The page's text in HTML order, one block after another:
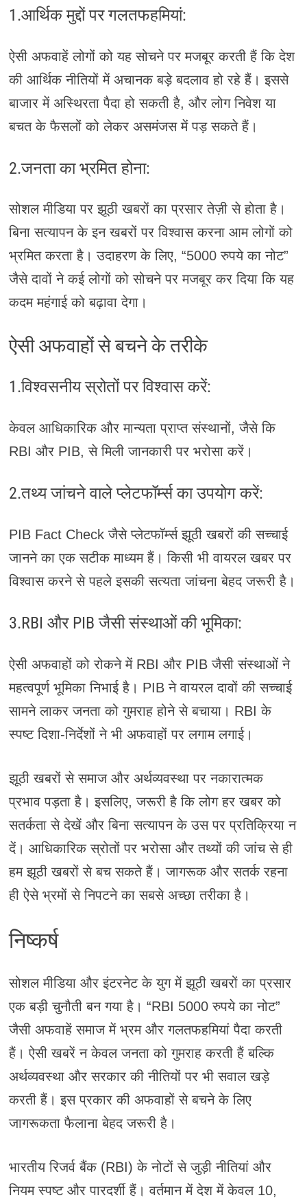
1.आर्थिक मुद्दों पर गलतफहमियां:
ऐसी अफवाहें लोगों को यह सोचने पर मजबूर करती हैं कि देश
की आर्थिक नीतियों में अचानक बड़े बदलाव हो रहे हैं। इससे
बाजार में अस्थिरता पैदा हो सकती है, और लोग निवेश या
बचत के फैसलों को लेकर असमंजस में पड़ सकते हैं।
2.जनता का भ्रमित होना:
सोशल मीडिया पर झूठी खबरों का प्रसार तेज़ी से होता है।
बिना सत्यापन के इन खबरों पर विश्वास करना आम लोगों को
भ्रमित करता है। उदाहरण के लिए, “5000 रुपये का नोट”
जैसे दावों ने कई लोगों को सोचने पर मजबूर कर दिया कि यह
कदम महंगाई को बढ़ावा देगा।
ऐसी अफवाहों से बचने के तरीके
1.विश्वसनीय स्रोतों पर विश्वास करें:
केवल आधिकारिक और मान्यता प्राप्त संस्थानों, जैसे कि
RBI और PIB, से मिली जानकारी पर भरोसा करें।
2.तथ्य जांचने वाले प्लेटफॉर्म्स का उपयोग करें:
PIB Fact Check जैसे प्लेटफॉर्म्स झूठी खबरों की सच्चाई
जानने का एक सटीक माध्यम हैं। किसी भी वायरल खबर पर
विश्वास करने से पहले इसकी सत्यता जांचना बेहद जरूरी है।
3.RBI और PIB जैसी संस्थाओं की भूमिका:
ऐसी अफवाहों को रोकने में RBI और PIB जैसी संस्थाओं ने
महत्वपूर्ण भूमिका निभाई है। PIB ने वायरल दावों की सच्चाई
सामने लाकर जनता को गुमराह होने से बचाया। RBI के
स्पष्ट दिशा-निर्देशों ने भी अफवाहों पर लगाम लगाई।
झूठी खबरों से समाज और अर्थव्यवस्था पर नकारात्मक
प्रभाव पड़ता है। इसलिए, जरूरी है कि लोग हर खबर को
सतर्कता से देखें और बिना सत्यापन के उस पर प्रतिक्रिया न
दें। आधिकारिक स्रोतों पर भरोसा और तथ्यों की जांच से ही
हम झूठी खबरों से बच सकते हैं। जागरूक और सतर्क रहना
ही ऐसे भ्रमों से निपटने का सबसे अच्छा तरीका है।
निष्कर्ष
सोशल मीडिया और इंटरनेट के युग में झूठी खबरों का प्रसार
एक बड़ी चुनौती बन गया है। “RBI 5000 रुपये का नोट”
जैसी अफवाहें समाज में भ्रम और गलतफहमियां पैदा करती
हैं। ऐसी खबरें न केवल जनता को गुमराह करती हैं बल्कि
अर्थव्यवस्था और सरकार की नीतियों पर भी सवाल खड़े
करती हैं। इस प्रकार की अफवाहों से बचने के लिए
जागरूकता फैलाना बेहद जरूरी है।
भारतीय रिजर्व बैंक (RBI) के नोटों से जुड़ी नीतियां और
नियम स्पष्ट और पारदर्शी हैं। वर्तमान में देश में केवल 10,